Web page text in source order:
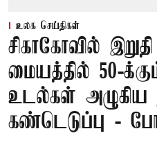
உலக செய்திகள்
சிகாகோவில்
மையத்தில் 50-
உடல்கள் அழுகிய
கண்டெடுப்பு -